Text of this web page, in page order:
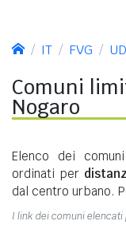
IT FVG UD
Comuni
Nogaro
Elenco dei
ordinati per
dal centro urbano.
I link dei comuni